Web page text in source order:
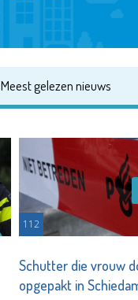
Meest gelezen nieuws
112
Schutter die vrouw
opgepakt in